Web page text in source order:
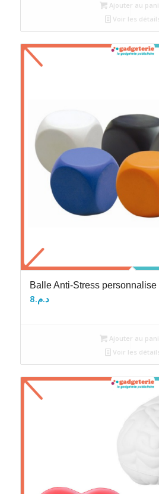
Ajouter au
Voir les
Balle Anti-Stress
د.م.8
Ajouter au
Voir les